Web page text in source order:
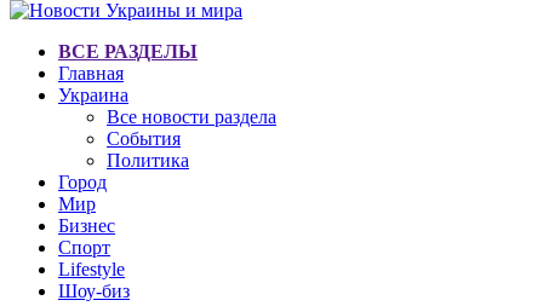
ВСЕ РАЗДЕЛЫ
Главная
Украина
Все новости раздела
События
Политика
Город
Мир
Бизнес
Спорт
Lifestyle
Шоу-биз